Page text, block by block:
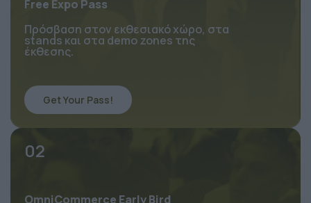
Free Expo Pass
Πρόσβαση στον εκθεσιακό χώρο, στα
stands και στα demo zones της
Get Your Pass!